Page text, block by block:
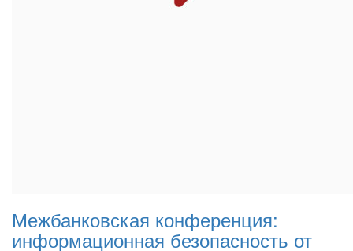
Межбанковская конференция:
информационная безопасность от